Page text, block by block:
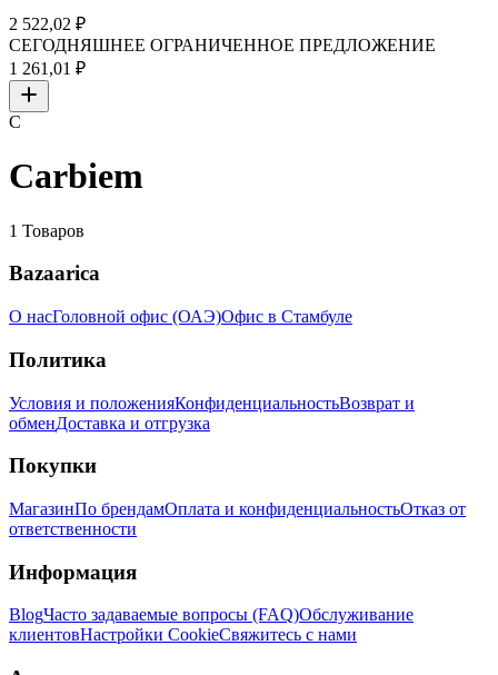
2 522,02 ₽
СЕГОДНЯШНЕЕ ОГРАНИЧЕННОЕ ПРЕДЛОЖЕНИЕ
1 261,01 ₽
C
Carbiem
1 Товаров
Bazaarica
О насГоловной офис (ОАЭ)Офис в Стамбуле
Политика
Условия и положенияКонфиденциальностьВозврат и
обменДоставка и отгрузка
Покупки
МагазинПо брендамОплата и конфиденциальностьОтказ от
ответственности
Информация
BlogЧасто задаваемые вопросы (FAQ)Обслуживание
клиентовНастройки CookieСвяжитесь с нами